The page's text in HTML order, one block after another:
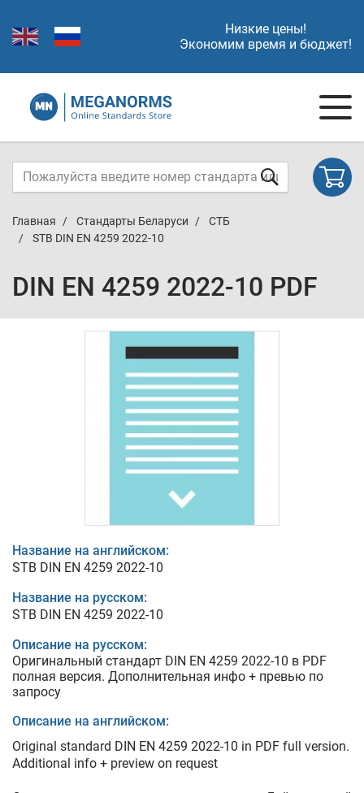
Низкие цены!
Экономим время и бюджет!
Главная Стандарты Беларуси
СТБ
STB DIN EN 4259 2022-10
DIN EN 4259 2022-10 PDF
Название на английском:
STB DIN EN 4259 2022-10
Название на русском:
STB DIN EN 4259 2022-10
Описание на русском:
Оригинальный стандарт DIN EN 4259 2022-10 в PDF
полная версия. Дополнительная инфо + превью по
запросу
Описание на английском:
Original standard DIN EN 4259 2022-10 in PDF full version.
Additional info + preview on request